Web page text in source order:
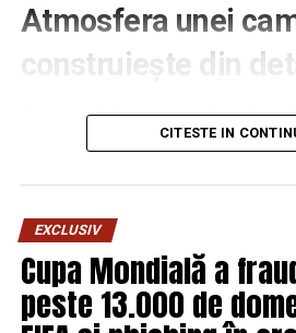
Atmosfera unei
construiește din
Contactul direct cu pardoseala
senzații fizice pe care le are un
pe drum, seara târziu. Textura și
oferite democheta hotel
care este percepută o cameră,
mobilierului rămâne identic de la
același lanț hotelier internațional.
CITESTE IN
EXCLUSIV
Cupa Mondială a
peste 13.000 de